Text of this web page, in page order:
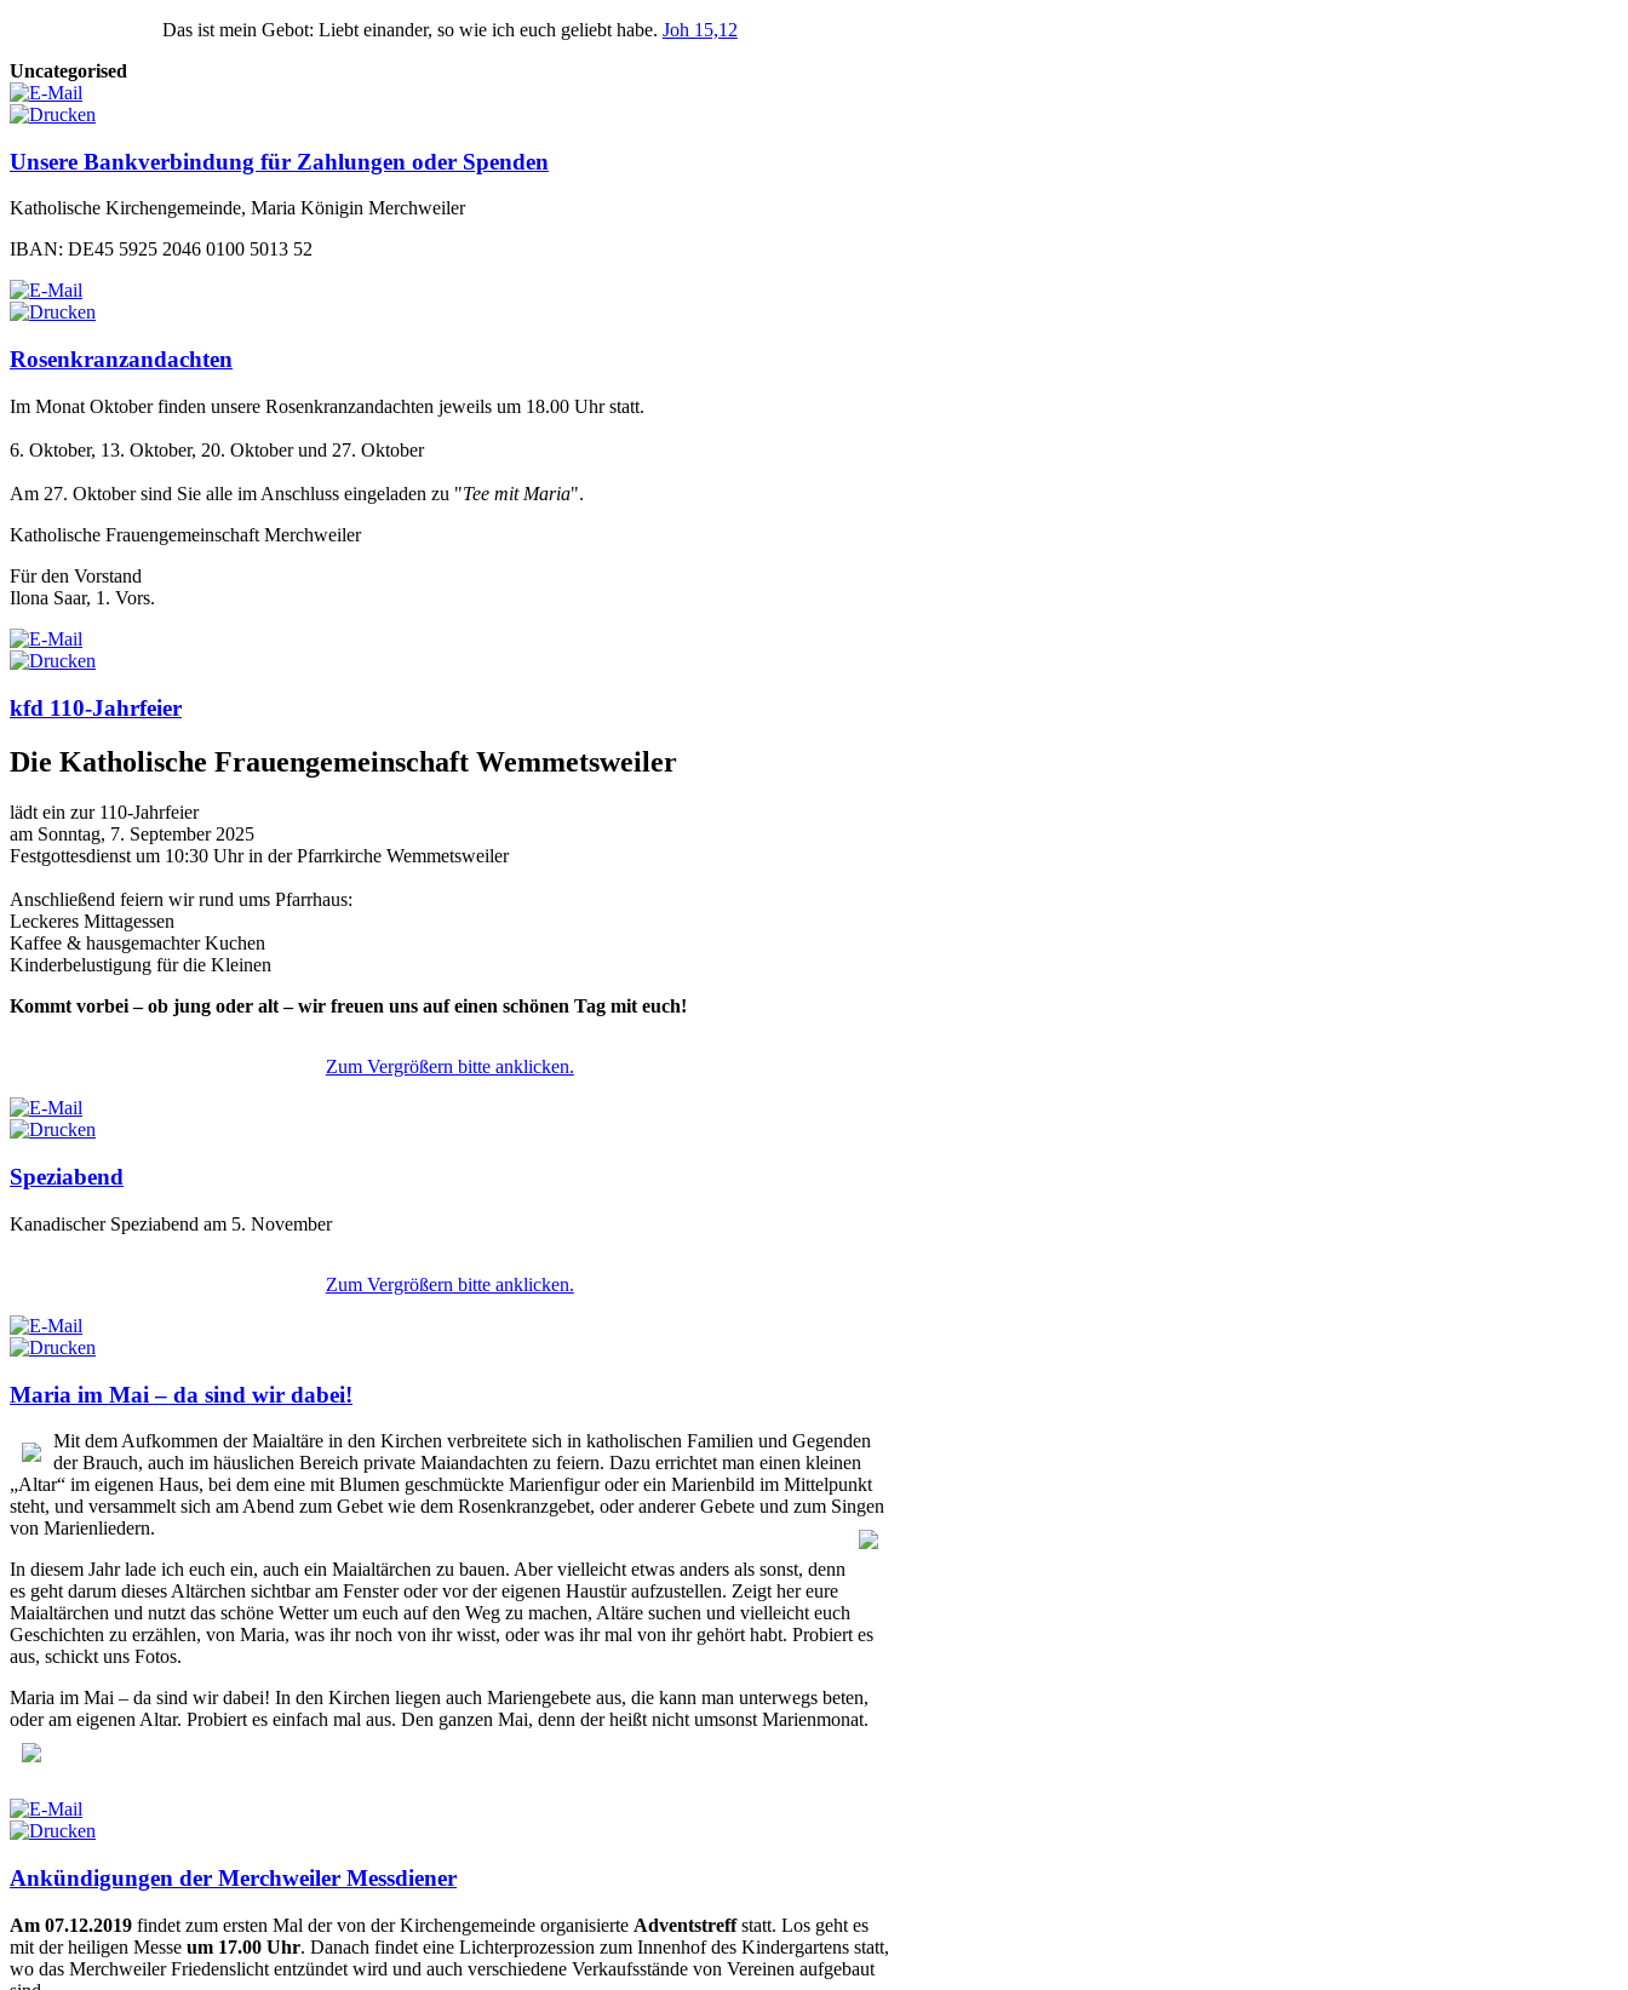
Das ist mein Gebot: Liebt einander, so wie ich euch geliebt habe. Joh 15,12
Uncategorised
Unsere Bankverbindung für Zahlungen oder Spenden
Katholische Kirchengemeinde, Maria Königin Merchweiler
IBAN: DE45 5925 2046 0100 5013 52
Rosenkranzandachten
Im Monat Oktober finden unsere Rosenkranzandachten jeweils um 18.00 Uhr statt.
6. Oktober, 13. Oktober, 20. Oktober und 27. Oktober
Am 27. Oktober sind Sie alle im Anschluss eingeladen zu "Tee mit Maria".
Katholische Frauengemeinschaft Merchweiler
Für den Vorstand
Ilona Saar, 1. Vors.
kfd 110-Jahrfeier
Die Katholische Frauengemeinschaft Wemmetsweiler
lädt ein zur 110-Jahrfeier
am Sonntag, 7. September 2025
Festgottesdienst um 10:30 Uhr in der Pfarrkirche Wemmetsweiler
Anschließend feiern wir rund ums Pfarrhaus:
Leckeres Mittagessen
Kaffee & hausgemachter Kuchen
Kinderbelustigung für die Kleinen
Kommt vorbei – ob jung oder alt – wir freuen uns auf einen schönen Tag mit euch!
Zum Vergrößern bitte anklicken.
Speziabend
Kanadischer Speziabend am 5. November
Zum Vergrößern bitte anklicken.
Maria im Mai – da sind wir dabei!
Mit dem Aufkommen der Maialtäre in den Kirchen verbreitete sich in katholischen Familien und Gegenden
der Brauch, auch im häuslichen Bereich private Maiandachten zu feiern. Dazu errichtet man einen kleinen
„Altar“ im eigenen Haus, bei dem eine mit Blumen geschmückte Marienfigur oder ein Marienbild im Mittelpunkt
steht, und versammelt sich am Abend zum Gebet wie dem Rosenkranzgebet, oder anderer Gebete und zum Singen
von Marienliedern.
In diesem Jahr lade ich euch ein, auch ein Maialtärchen zu bauen. Aber vielleicht etwas anders als sonst, denn
es geht darum dieses Altärchen sichtbar am Fenster oder vor der eigenen Haustür aufzustellen. Zeigt her eure
Maialtärchen und nutzt das schöne Wetter um euch auf den Weg zu machen, Altäre suchen und vielleicht euch
Geschichten zu erzählen, von Maria, was ihr noch von ihr wisst, oder was ihr mal von ihr gehört habt. Probiert es
aus, schickt uns Fotos.
Maria im Mai – da sind wir dabei! In den Kirchen liegen auch Mariengebete aus, die kann man unterwegs beten,
oder am eigenen Altar. Probiert es einfach mal aus. Den ganzen Mai, denn der heißt nicht umsonst Marienmonat.
Ankündigungen der Merchweiler Messdiener
Am 07.12.2019 findet zum ersten Mal der von der Kirchengemeinde organisierte Adventstreffstatt. Los geht es
mit der heiligen Messe um 17.00 Uhr. Danach findet eine Lichterprozession zum Innenhof des Kindergartens statt,
wo das Merchweiler Friedenslicht entzündet wird und auch verschiedene Verkaufsstände von Vereinen aufgebaut